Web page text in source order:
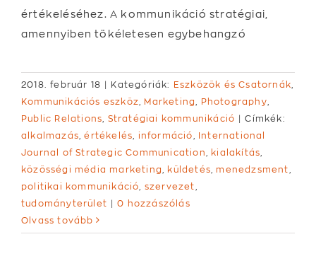
értékeléséhez. A kommunikáció stratégiai,
amennyiben tökéletesen egybehangzó
2018. február 18 | Kategóriák: Eszközök és Csatornák
Kommunikációs eszköz
Marketing Photography
Public Relations
Stratégiai kommunikáció | Címkék:
alkalmazás ,értékelés információ
International
Journal of Strategic Communication
kialakítás
közösségi média marketing
küldetés menedzsment
politikai kommunikáció
szervezet
tudományterület | 0 hozzászólás
Olvass tovább